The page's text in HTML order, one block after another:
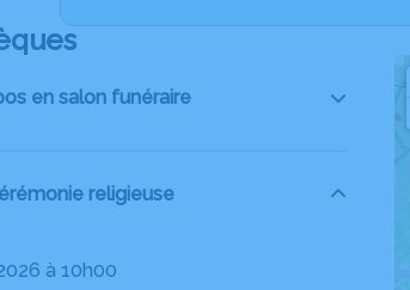
en salon funéraire
religieuse
à 10h00